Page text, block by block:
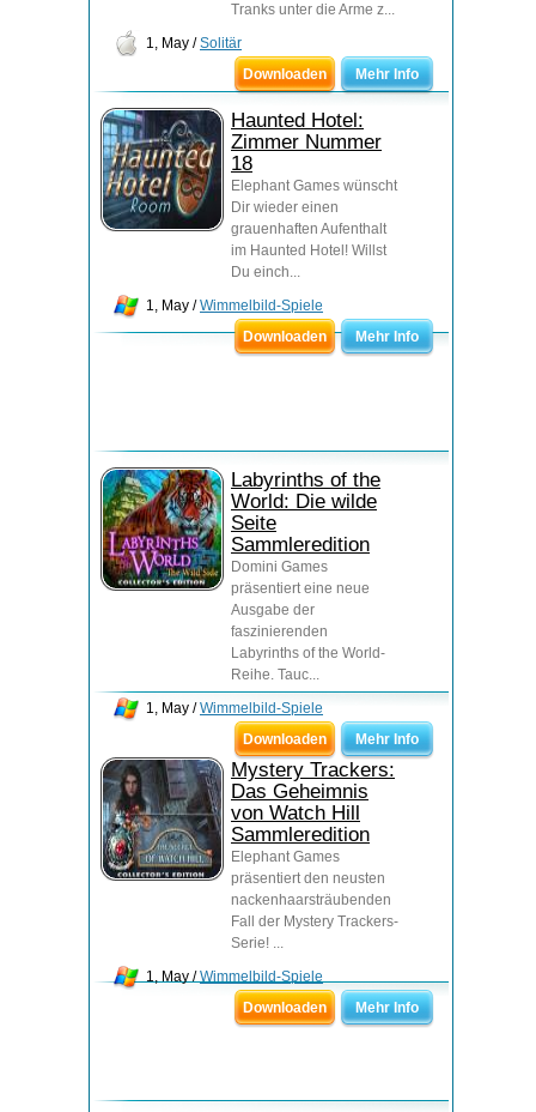
Tranks unter die Arme z...
1, May /Solitär
Downloaden
Mehr Info
Haunted Hotel:
Zimmer Nummer
18
Elephant Games wünscht
Dir wieder einen
grauenhaften Aufenthalt
im Haunted Hotel! Willst
Du einch...
1, May /Wimmelbild-Spiele
Downloaden
Mehr Info
Labyrinths of the
World: Die wilde
Seite
Sammleredition
Domini Games
präsentiert eine neue
Ausgabe der
faszinierenden
Labyrinths of the World-
Reihe. Tauc...
1, May /Wimmelbild-Spiele
Downloaden
Mehr Info
Mystery Trackers:
Das Geheimnis
von Watch Hill
Sammleredition
Elephant Games
präsentiert den neusten
nackenhaarsträubenden
Fall der Mystery Trackers-
Serie! ...
1, May /Wimmelbild-Spiele
Downloaden
Mehr Info